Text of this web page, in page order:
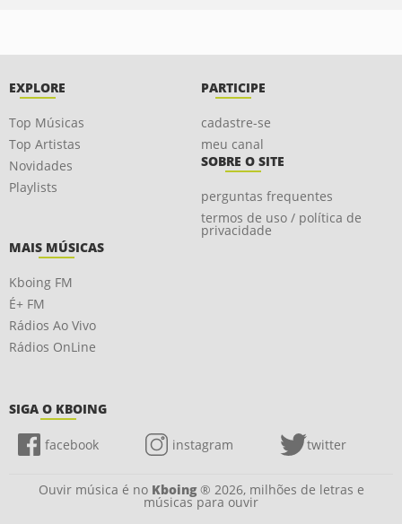
EXPLORE
Top Músicas
Top Artistas
Novidades
Playlists
PARTICIPE
cadastre-se
meu canal
SOBRE O SITE
perguntas frequentes
termos de uso / política de
privacidade
MAIS MÚSICAS
Kboing FM
É+ FM
Rádios Ao Vivo
Rádios OnLine
SIGA O KBOING
facebook instagram twitter
Ouvir música é no Kboing® 2026, milhões de letras e
músicas para ouvir